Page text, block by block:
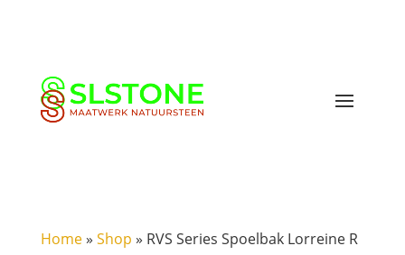
Home» Shop » RVS Series Spoelbak Lorreine R